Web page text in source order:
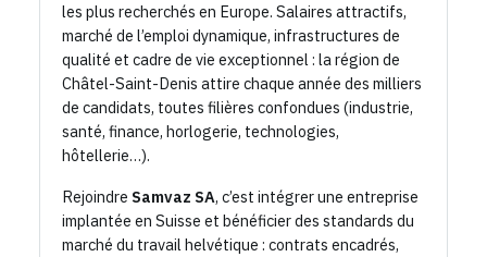
les plus recherchés en Europe. Salaires attractifs,
marché de l’emploi dynamique, infrastructures de
qualité et cadre de vie exceptionnel : la région de
Châtel-Saint-Denis attire chaque année des milliers
de candidats, toutes filières confondues (industrie,
santé, finance, horlogerie, technologies,
hôtellerie…).
Rejoindre Samvaz SA, c’est intégrer une entreprise
implantée en Suisse et bénéficier des standards du
marché du travail helvétique : contrats encadrés,